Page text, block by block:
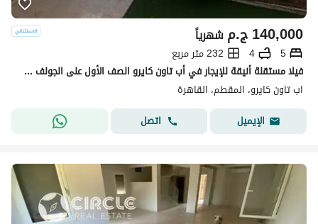
ج.م140,000 شهرياً
5
4
232 متر مربع
فيلا مستقلة أنيقة للإيجار في أب تاون كايرو الصف الأول على الجولف وموقع مميز
اب تاون كايرو، المقطم، القاهرة
الإيميل
اتصل